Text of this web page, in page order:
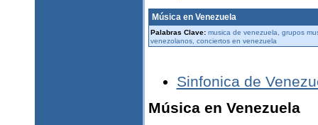
Música en Venezuela
Palabras Clave: musica de venezuela, grupos
venezolanos, conciertos en venezuela
Sinfonica de
Música en Venezuela